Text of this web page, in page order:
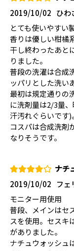
ひわ
2019/10/02
とても使いやすい
香りは優しい柑橘
干し終わったあと
りました。
普段の洗濯は合成
ッパリとした洗い
最初は規定通りの
に洗剤量は2/3量
汗汚れぐらいです)。
コスパは合成洗剤
なりそうです。
ナチ
フェ
2019/10/02
モニター用使用
普段、メインはセ
スを使用。セスキ
がありました。
ナチュウォッシュ